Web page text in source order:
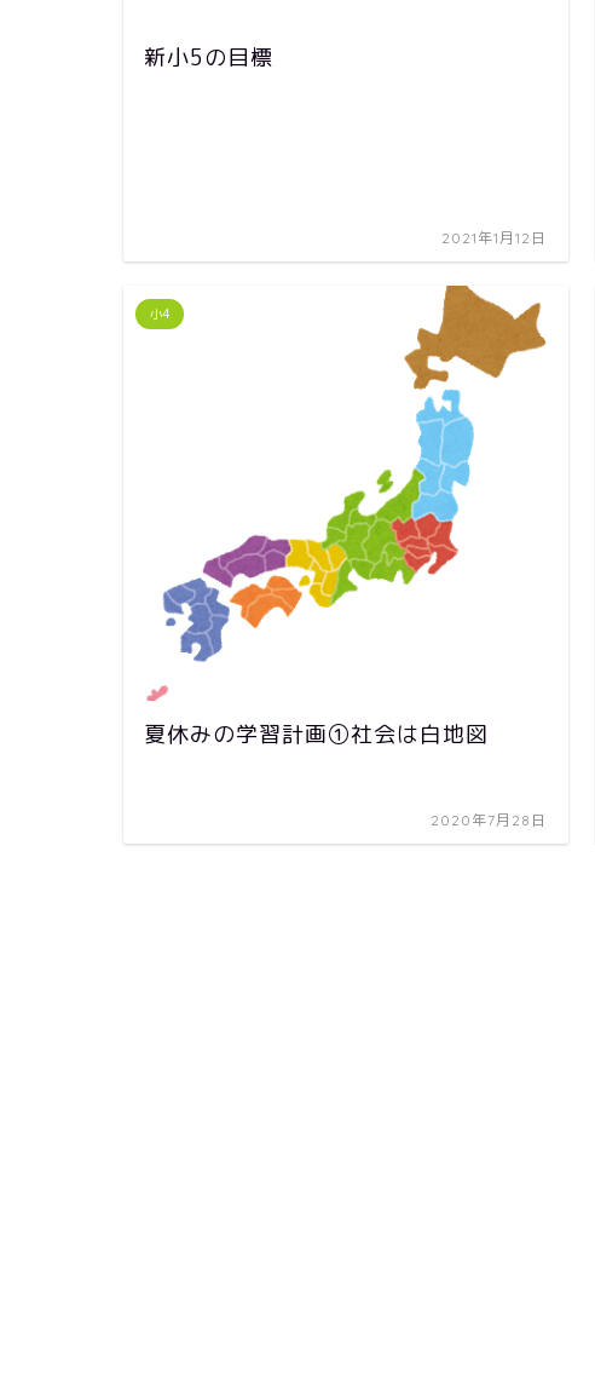
新小5の目標
2021年1月12日
小4
夏休みの学習計画①社会は白地図
2020年7月28日